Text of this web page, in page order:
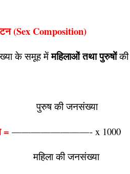
(Sex Composition)
के समूह मेंमहिलाओं तथा पुरुषोंकी
की जनसंख्या
= ————————- x 1000
की जनसंख्या